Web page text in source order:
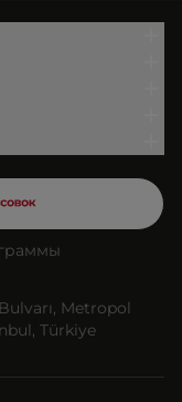
Metropol
Türkiye